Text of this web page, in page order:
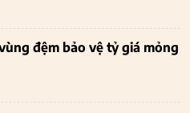
đệm bảo vệ tỷ giá mỏng